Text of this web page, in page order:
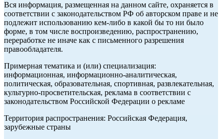
Вся информация, размещенная на данном сайте, охраняется в
соответствии с законодательством РФ об авторском праве и не
подлежит использованию кем-либо в какой бы то ни было
форме, в том числе воспроизведению, распространению,
переработке не иначе как с письменного разрешения
правообладателя.
Примерная тематика и (или) специализация:
информационная, информационно-аналитическая,
политическая, образовательная, спортивная, развлекательная,
культурно-просветительская, реклама в соответствии с
законодательством Российской Федерации о рекламе
Территория распространения: Российская Федерация,
зарубежные страны